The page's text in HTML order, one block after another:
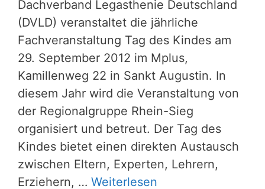
Dachverband Legasthenie Deutschland
(DVLD) veranstaltet die jährliche
Fachveranstaltung Tag des Kindes am
29. September 2012 im Mplus,
Kamillenweg 22 in Sankt Augustin. In
diesem Jahr wird die Veranstaltung von
der Regionalgruppe Rhein-Sieg
organisiert und betreut. Der Tag des
Kindes bietet einen direkten Austausch
zwischen Eltern, Experten, Lehrern,
Erziehern, … Weiterlesen